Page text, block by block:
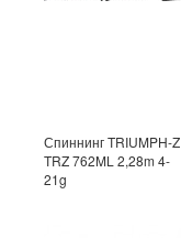
Спиннинг TRIUMPH-Z
TRZ 762ML 2,28m 4-
21g